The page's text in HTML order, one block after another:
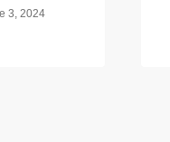
3, 2024